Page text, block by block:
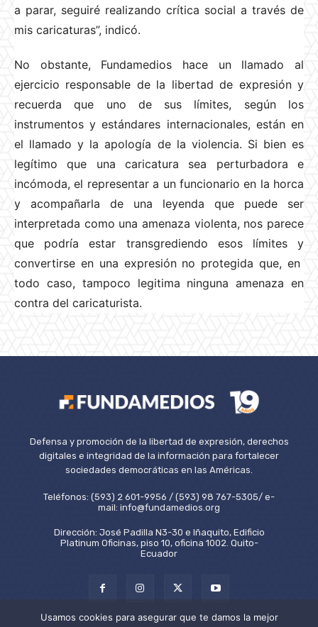
a parar, seguiré realizando crítica social a través de
mis caricaturas”, indicó.
No obstante, Fundamedios hace un llamado al
ejercicio responsable de la libertad de expresión y
recuerda que uno de sus límites, según los
instrumentos y estándares internacionales, están en
el llamado y la apología de la violencia. Si bien es
legítimo que una caricatura sea perturbadora e
incómoda, el representar a un funcionario en la horca
y acompañarla de una leyenda que puede ser
interpretada como una amenaza violenta, nos parece
que podría estar transgrediendo esos límites y
convertirse en una expresión no protegida que, en
todo caso, tampoco legitima ninguna amenaza en
contra del caricaturista.
Defensa y promoción de la libertad de expresión, derechos
digitales e integridad de la información para fortalecer
sociedades democráticas en las Américas.
Teléfonos: (593) 2 601-9956 / (593) 98 767-5305/ e-
mail: info@fundamedios.org
Dirección: José Padilla N3-30 e Iñaquito, Edificio
Platinum Oficinas, piso 10, oficina 1002. Quito-
Ecuador
Usamos cookies para asegurar que te damos la mejor